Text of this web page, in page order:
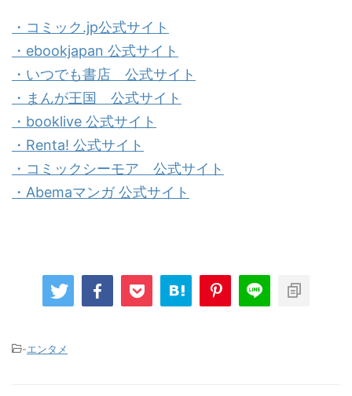
・コミック.jp公式サイト
・ebookjapan 公式サイト
・いつでも書店 公式サイト
・まんが王国 公式サイト
・booklive 公式サイト
・Renta! 公式サイト
・コミックシーモア 公式サイト
・Abemaマンガ 公式サイト
-エンタメ